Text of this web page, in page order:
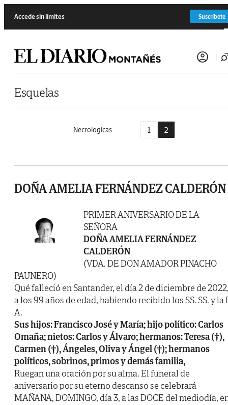
Accede sin límites Suscríbete
Esquelas
Necrologicas 1 2
DOÑA AMELIA FERNÁNDEZ CALDERÓN
PRIMER ANIVERSARIO DE LA
SEÑORA
DOÑA AMELIA FERNÁNDEZ
CALDERÓN
(VDA. DE DON AMADOR PINACHO
PAUNERO)
Qué falleció en Santander, el día 2 de diciembre de
a los 99 años de edad, habiendo recibido los SS. SS. y la
A.
Sus hijos: Francisco José y María; hijo político: Carlos
Omaña; nietos: Carlos y Álvaro; hermanos: Teresa (†),
Carmen (†), Ángeles, Oliva y Ángel (†); hermanos
políticos, sobrinos, primos y demás familia,
Ruegan una oración por su alma. El funeral de
aniversario por su eterno descanso se celebrará
MAÑANA, DOMINGO, día 3, a las DOCE del mediodía,